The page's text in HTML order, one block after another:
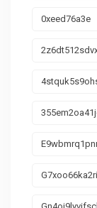
0xeed76a3e